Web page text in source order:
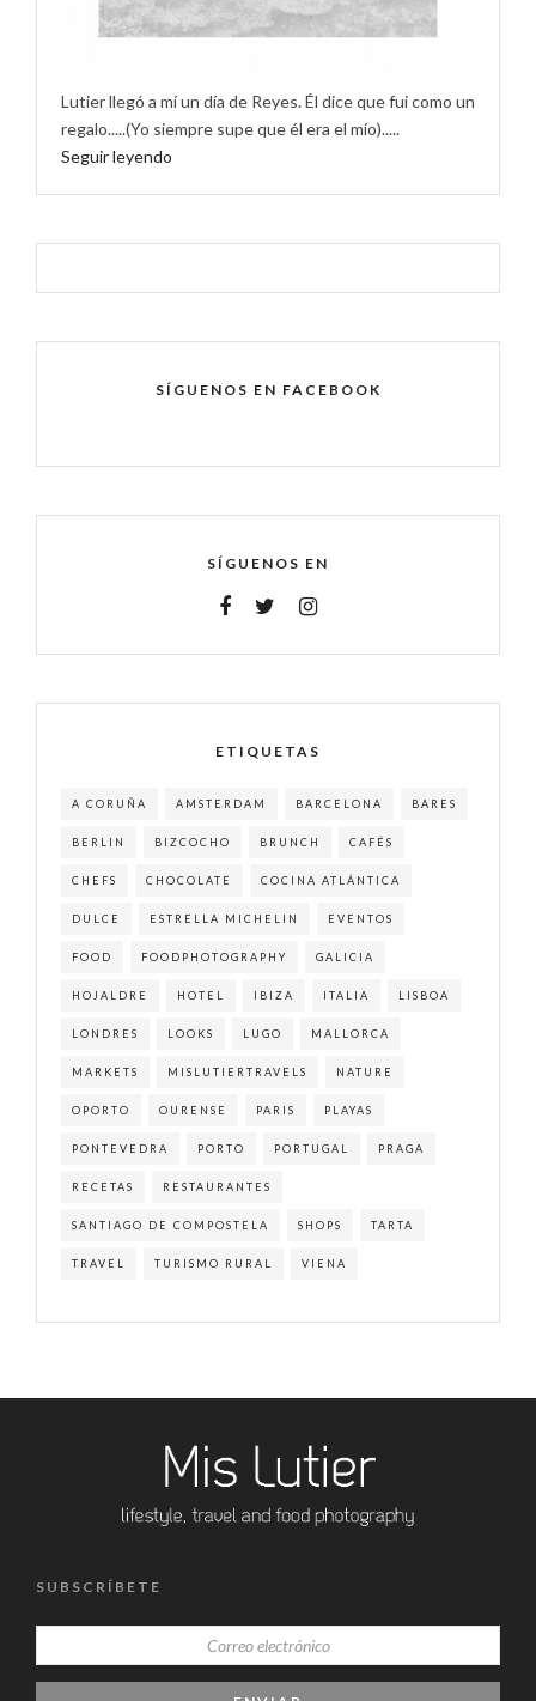
Lutier llegó a mí un día de Reyes. Él dice que fui como un
regalo.....(Yo siempre supe que él era el mío).....
Seguir leyendo
SÍGUENOS EN FACEBOOK
SÍGUENOS EN
ETIQUETAS
A CORUÑA AMSTERDAM BARCELONA BARES
BERLIN BIZCOCHO BRUNCH CAFÉS
CHEFS CHOCOLATE COCINA ATLÁNTICA
DULCE ESTRELLA MICHELIN EVENTOS
FOOD FOODPHOTOGRAPHY GALICIA
HOJALDRE HOTEL IBIZA ITALIA LISBOA
LONDRES LOOKS LUGO MALLORCA
MARKETS MISLUTIERTRAVELS NATURE
OPORTO OURENSE PARIS PLAYAS
PONTEVEDRA PORTO PORTUGAL PRAGA
RECETAS RESTAURANTES
SANTIAGO DE COMPOSTELA SHOPS TARTA
TRAVEL TURISMO RURAL VIENA
SUBSCRÍBETE